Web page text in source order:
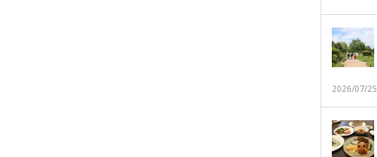
2026/07/25